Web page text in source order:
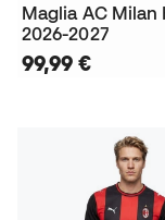
Maglia AC Milan
2026-2027
99,99 €